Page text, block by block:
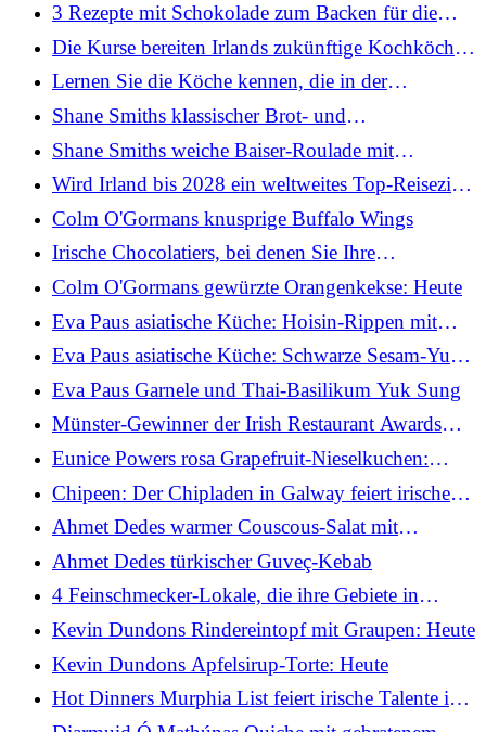
3 Rezepte mit Schokolade zum Backen für die
Familie zu Ostern
Die Kurse bereiten Irlands zukünftige Kochköche
auf den Ruhm vor
Lernen Sie die Köche kennen, die in der
Lebensmittelindustrie Pionierarbeit leisten
Shane Smiths klassischer Brot- und
Butterpudding: Heute
Shane Smiths weiche Baiser-Roulade mit
gemischtem Beerenkompott
Wird Irland bis 2028 ein weltweites Top-Reiseziel
für Restaurants sein?
Colm O'Gormans knusprige Buffalo Wings
Irische Chocolatiers, bei denen Sie Ihre
Osterleckereien kaufen können
Colm O'Gormans gewürzte Orangenkekse: Heute
Eva Paus asiatische Küche: Hoisin-Rippen mit
asiatischem Krautsalat
Eva Paus asiatische Küche: Schwarze Sesam-Yuzu-
Torte
Eva Paus Garnele und Thai-Basilikum Yuk Sung
Münster-Gewinner der Irish Restaurant Awards
2026
Eunice Powers rosa Grapefruit-Nieselkuchen:
Heute
Chipeen: Der Chipladen in Galway feiert irische
Kartoffeln
Ahmet Dedes warmer Couscous-Salat mit
mariniertem Hähnchen und Granatapfel
Ahmet Dedes türkischer Guveç-Kebab
4 Feinschmecker-Lokale, die ihre Gebiete in
kulinarische Reiseziele verwandeln
Kevin Dundons Rindereintopf mit Graupen: Heute
Kevin Dundons Apfelsirup-Torte: Heute
Hot Dinners Murphia List feiert irische Talente in
London